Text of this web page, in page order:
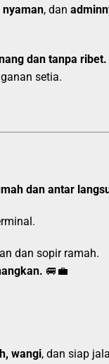
, dan
dan tanpa ribet.
setia.
dan antar
dan sopir ramah.
🚐💼
wangi, dan siap